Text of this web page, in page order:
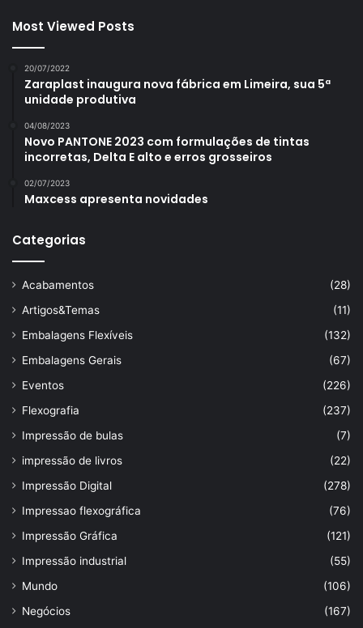
Most Viewed Posts
20/07/2022
Zaraplast inaugura nova fábrica em Limeira, sua 5ª
unidade produtiva
04/08/2023
Novo PANTONE 2023 com formulações de tintas
incorretas, Delta E alto e erros grosseiros
02/07/2023
Maxcess apresenta novidades
Categorias
Acabamentos
(28)
Artigos&Temas
(11)
Embalagens Flexíveis
(132)
Embalagens Gerais
(67)
Eventos
(226)
Flexografia
(237)
Impressão de bulas
(7)
impressão de livros
(22)
Impressão Digital
(278)
Impressao flexográfica
(76)
Impressão Gráfica
(121)
Impressão industrial
(55)
Mundo
(106)
Negócios
(167)